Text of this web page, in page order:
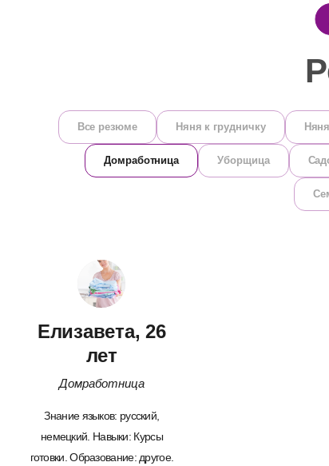
Все резюме Няня к грудничку
Домработница Уборщица
Елизавета, 26
лет
Домработница
Знание языков: русский,
немецкий. Навыки: Курсы
готовки. Образование: другое.